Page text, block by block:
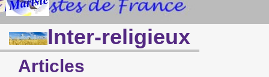
Inter-religieux
Articles